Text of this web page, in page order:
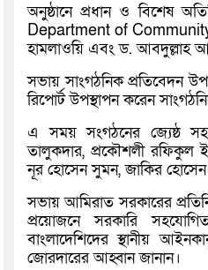
অনুষ্ঠানে প্রধান ও বিশেষ
Department of
হামলাওয়ি এবং ড. আবদুল্লাহ
সভায় সাংগঠনিক প্রতিবেদন
রিপোর্ট উপস্থাপন করেন
এ সময় সংগঠনের জ্যেষ্ঠ
তালুকদার, প্রকৌশলী রফিকুল
নূর হোসেন সুমন, জাকির হোসেন
সভায় আমিরাত সরকারের
প্রয়োজনে সরকারি
বাংলাদেশিদের স্থানীয়
জোরদারের আহ্বান জানান।